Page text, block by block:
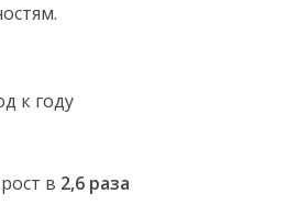
к году
в 2,6 раза